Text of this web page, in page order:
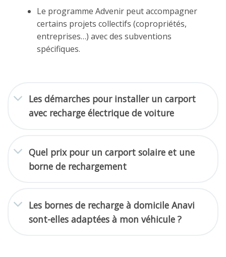
Le programme Advenir peut accompagner
certains projets collectifs (copropriétés,
entreprises…) avec des subventions
spécifiques.
Les démarches pour installer un carport
avec recharge électrique de voiture
Quel prix pour un carport solaire et une
borne de rechargement
Les bornes de recharge à domicile Anavi
sont-elles adaptées à mon véhicule ?